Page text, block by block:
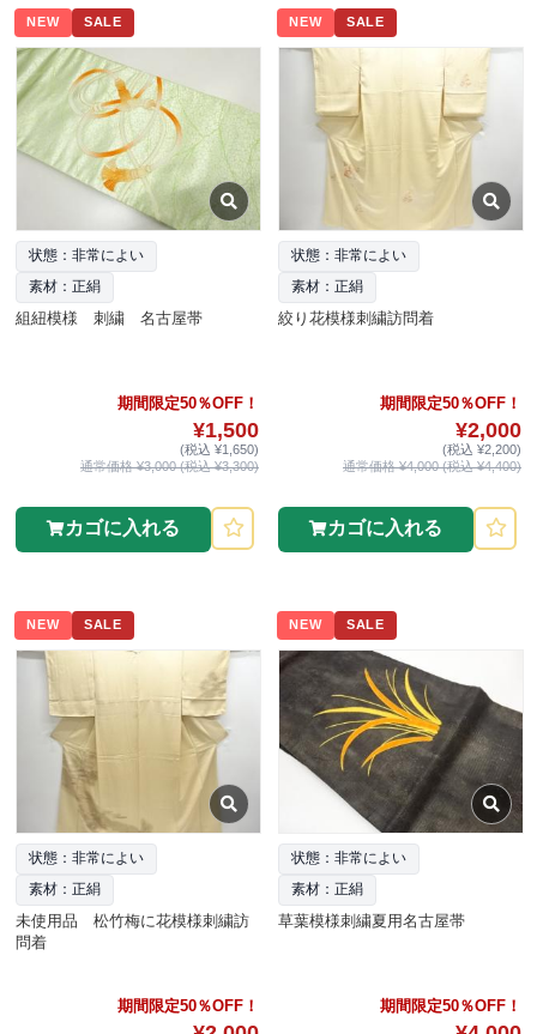
NEW SALE
状態：非常によい
素材：正絹
組紐模様 刺繍 名古屋帯
期間限定50％OFF！
¥1,500
(税込 ¥1,650)
通常価格 ¥3,000 (税込 ¥3,300)
カゴに入れる
NEW SALE
状態：非常によい
素材：正絹
絞り花模様刺繍訪問着
期間限定50％OFF！
¥2,000
(税込 ¥2,200)
通常価格 ¥4,000 (税込 ¥4,400)
カゴに入れる
NEW SALE
状態：非常によい
素材：正絹
未使用品 松竹梅に花模様刺繍訪
問着
期間限定50％OFF！
NEW SALE
状態：非常によい
素材：正絹
草葉模様刺繍夏用名古屋帯
期間限定50％OFF！